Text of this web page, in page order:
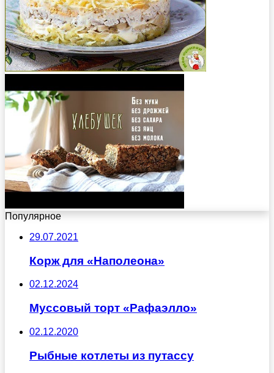
Популярное
29.07.2021
Корж для «Наполеона»
02.12.2024
Муссовый торт «Рафаэлло»
02.12.2020
Рыбные котлеты из путассу